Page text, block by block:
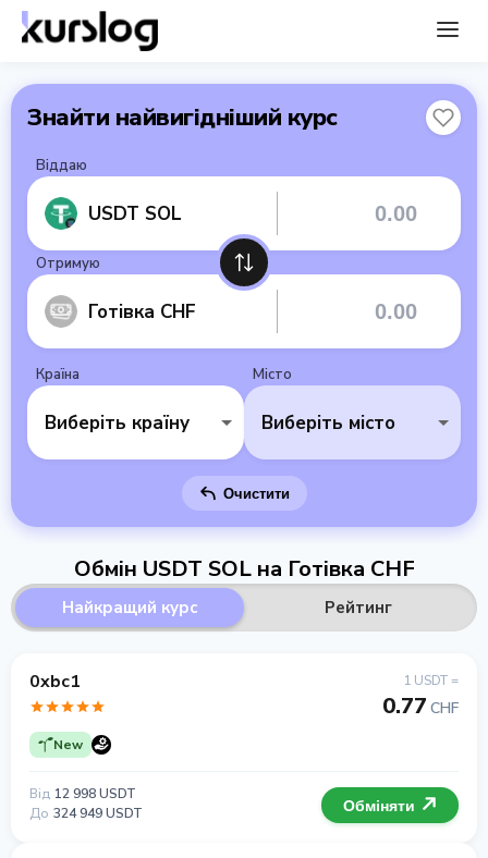
Знайти найвигідніший курс
Віддаю
USDT SOL
Отримую
Готівка CHF
Країна
Виберіть країну
Місто
Виберіть місто
Очистити
Обмін USDT SOL на Готівка CHF
Найкращий курс Рейтинг
0xbc1
New
1 USDT =
0.77 CHF
Від 12 998 USDT
До 324 949 USDT Обміняти